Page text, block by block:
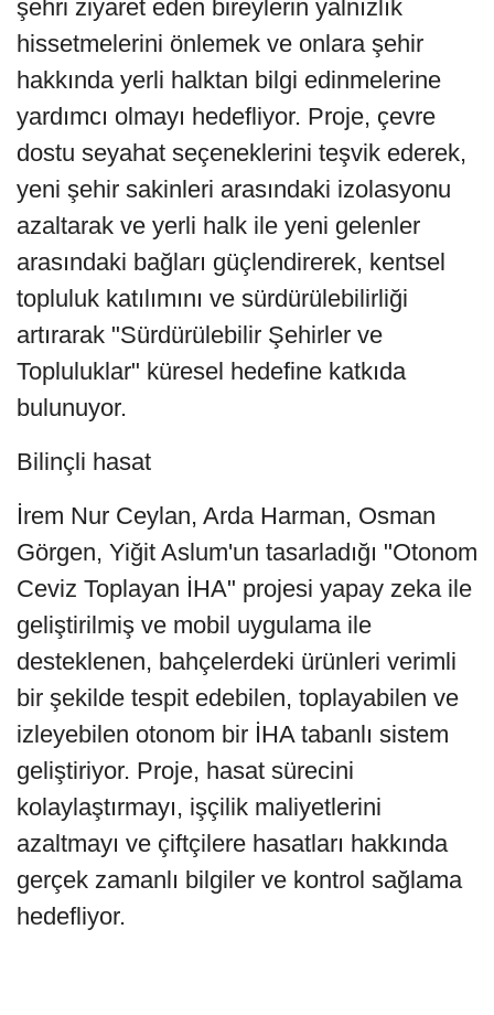
şehri ziyaret eden bireylerin yalnızlık
hissetmelerini önlemek ve onlara şehir
hakkında yerli halktan bilgi edinmelerine
yardımcı olmayı hedefliyor. Proje, çevre
dostu seyahat seçeneklerini teşvik ederek,
yeni şehir sakinleri arasındaki izolasyonu
azaltarak ve yerli halk ile yeni gelenler
arasındaki bağları güçlendirerek, kentsel
topluluk katılımını ve sürdürülebilirliği
artırarak "Sürdürülebilir Şehirler ve
Topluluklar" küresel hedefine katkıda
bulunuyor.
Bilinçli hasat
İrem Nur Ceylan, Arda Harman, Osman
Görgen, Yiğit Aslum'un tasarladığı "Otonom
Ceviz Toplayan İHA" projesi yapay zeka ile
geliştirilmiş ve mobil uygulama ile
desteklenen, bahçelerdeki ürünleri verimli
bir şekilde tespit edebilen, toplayabilen ve
izleyebilen otonom bir İHA tabanlı sistem
geliştiriyor. Proje, hasat sürecini
kolaylaştırmayı, işçilik maliyetlerini
azaltmayı ve çiftçilere hasatları hakkında
gerçek zamanlı bilgiler ve kontrol sağlama
hedefliyor.